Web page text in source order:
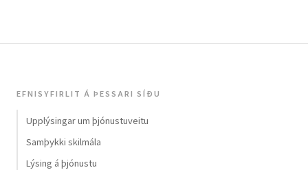
EFNISYFIRLIT Á ÞESSARI SÍÐU
Upplýsingar um þjónustuveitu
Samþykki skilmála
Lýsing á þjónustu